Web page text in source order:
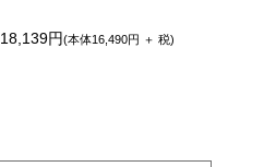
18,139円(本体16,490円 ＋ 税)